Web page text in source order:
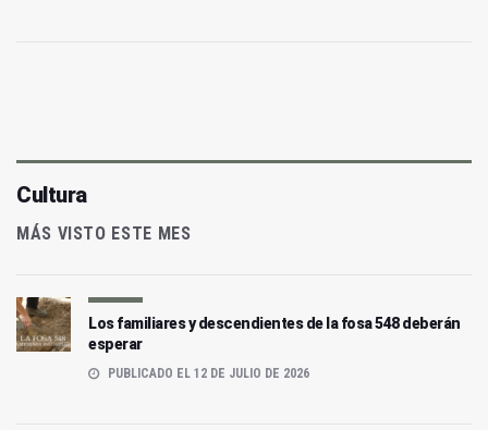
Cultura
MÁS VISTO ESTE MES
Los familiares y descendientes de la fosa 548 deberán
esperar
PUBLICADO EL 12 DE JULIO DE 2026